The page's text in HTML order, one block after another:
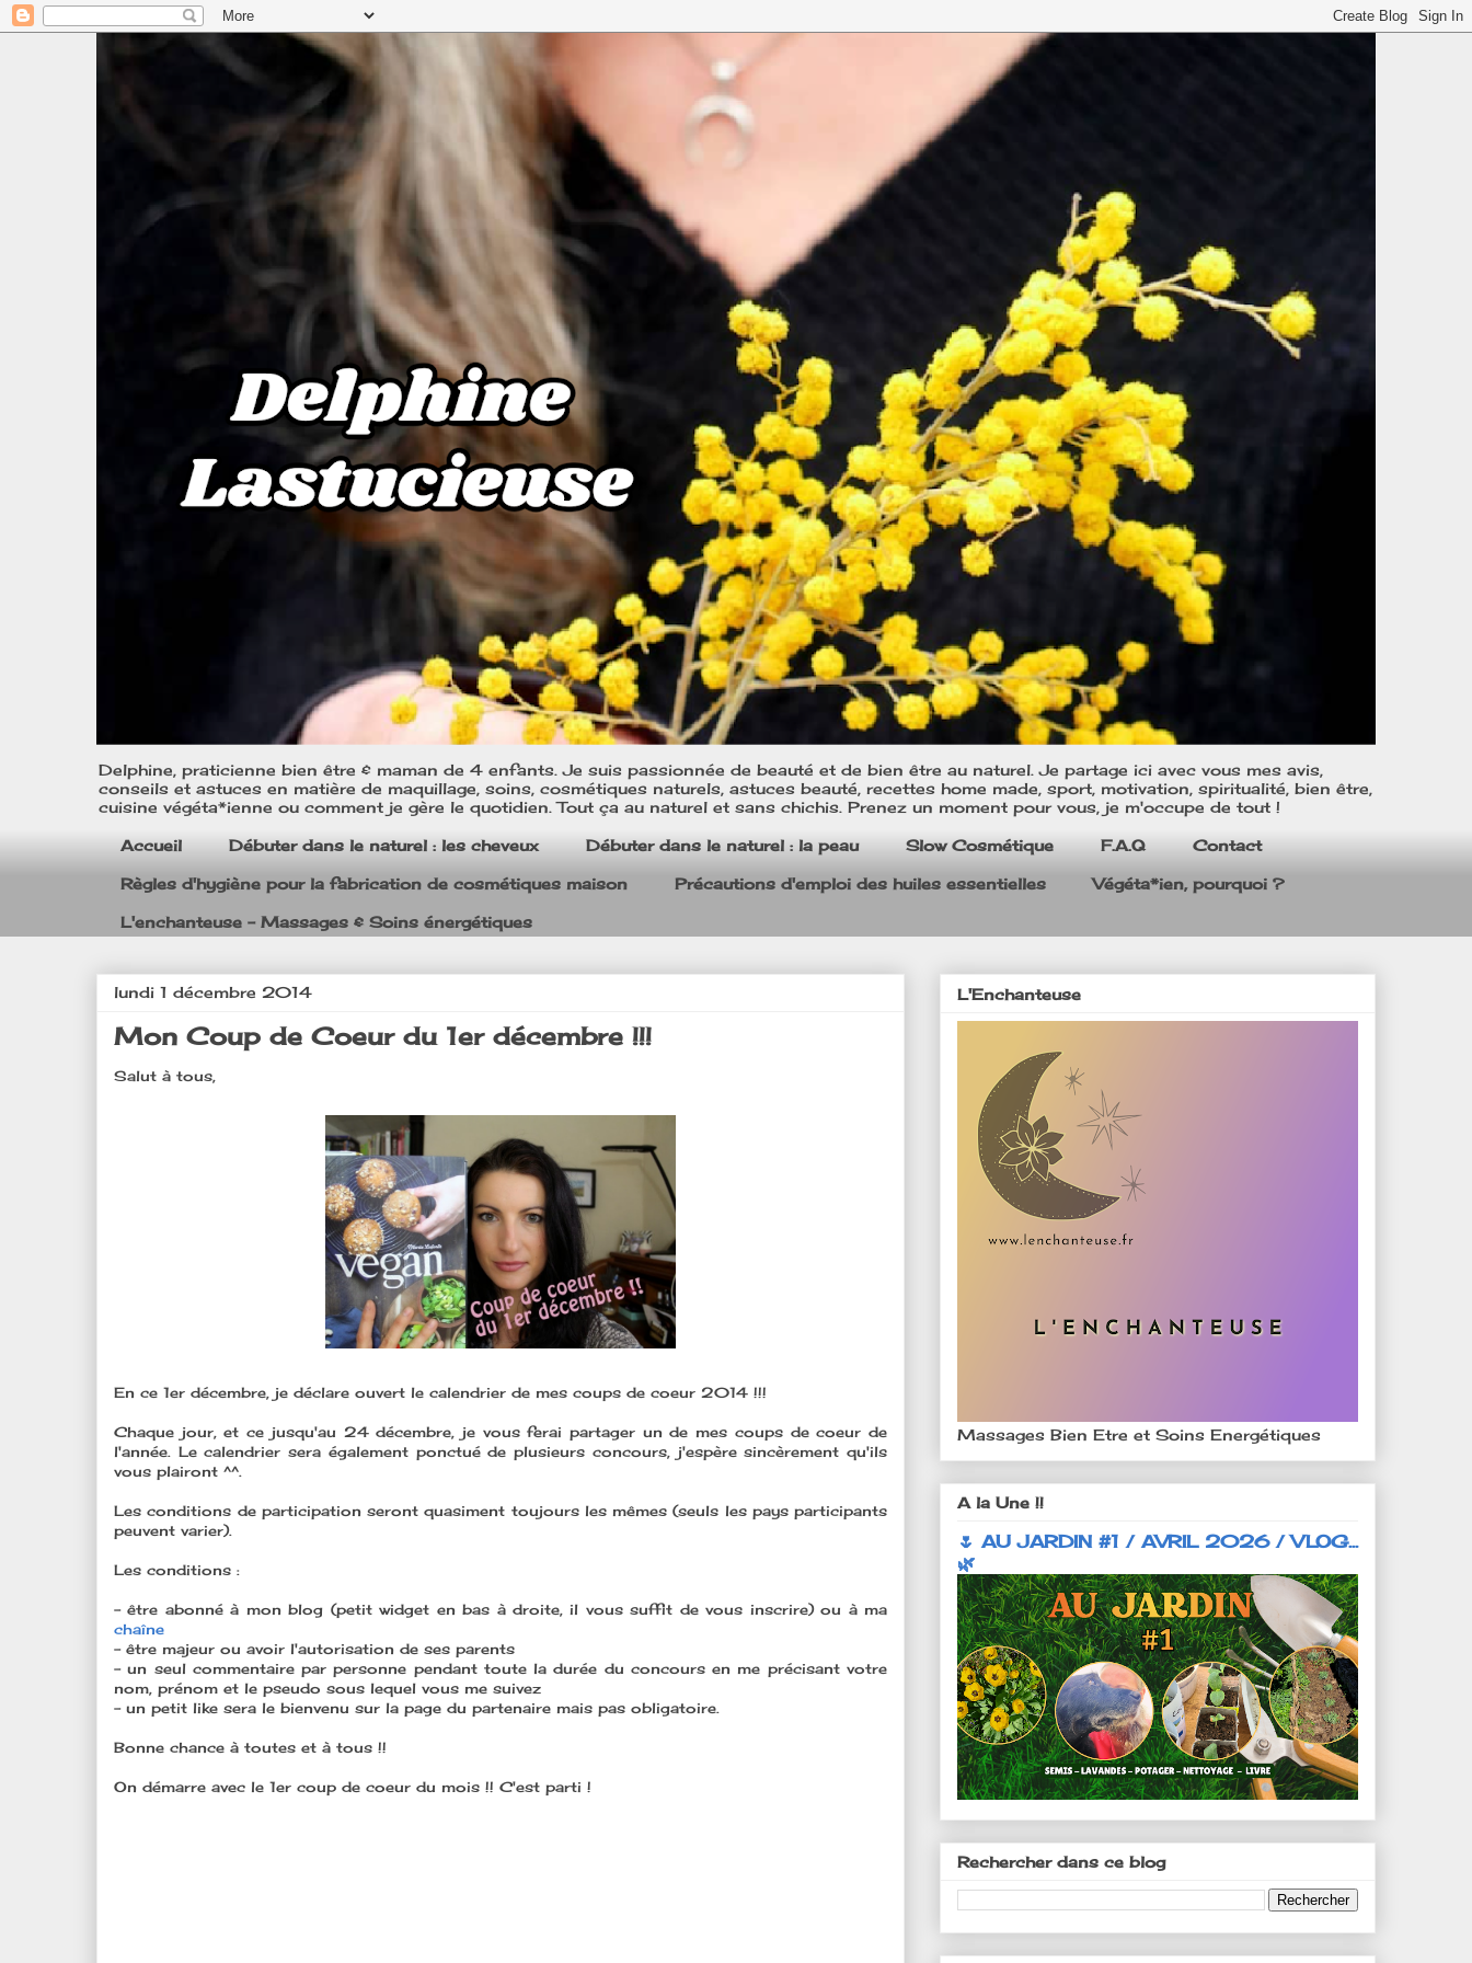
Delphine, praticienne bien être & maman de 4 enfants. Je suis passionnée de beauté et de bien être au naturel. Je partage ici avec vous mes avis,
conseils et astuces en matière de maquillage, soins, cosmétiques naturels, astuces beauté, recettes home made, sport, motivation, spiritualité, bien être,
cuisine végéta*ienne ou comment je gère le quotidien. Tout ça au naturel et sans chichis. Prenez un moment pour vous, je m'occupe de tout !
Accueil Débuter dans le naturel : les cheveux Débuter dans le naturel : la peau Slow Cosmétique F.A.Q Contact
Règles d'hygiène pour la fabrication de cosmétiques maison Précautions d'emploi des huiles essentielles Végéta*ien, pourquoi ?
L'enchanteuse - Massages & Soins énergétiques
lundi 1 décembre 2014
Mon Coup de Coeur du 1er décembre !!!
Salut à tous,
En ce 1er décembre, je déclare ouvert le calendrier de mes coups de coeur 2014 !!!
Chaque jour, et ce jusqu'au 24 décembre, je vous ferai partager un de mes coups de coeur de
l'année. Le calendrier sera également ponctué de plusieurs concours, j'espère sincèrement qu'ils
vous plairont ^^.
Les conditions de participation seront quasiment toujours les mêmes (seuls les pays participants
peuvent varier).
Les conditions :
- être abonné à mon blog (petit widget en bas à droite, il vous suffit de vous inscrire) ou à ma
chaîne
- être majeur ou avoir l'autorisation de ses parents
- un seul commentaire par personne pendant toute la durée du concours en me précisant votre
nom, prénom et le pseudo sous lequel vous me suivez
- un petit like sera le bienvenu sur la page du partenaire mais pas obligatoire.
Bonne chance à toutes et à tous !!
On démarre avec le 1er coup de coeur du mois !! C'est parti !
L'Enchanteuse
Massages Bien Etre et Soins Energétiques
A la Une !!
🌷 AU JARDIN #1 / AVRIL 2026 / VLOG...
🌿
Rechercher dans ce blog